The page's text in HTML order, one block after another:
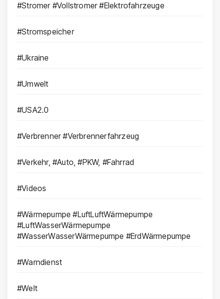
#Stromer #Vollstromer #Elektrofahrzeuge
#Stromspeicher
#Ukraine
#Umwelt
#USA2.0
#Verbrenner #Verbrennerfahrzeug
#Verkehr, #Auto, #PKW, #Fahrrad
#Videos
#Wärmepumpe #LuftLuftWärmepumpe
#LuftWasserWärmepumpe
#WasserWasserWärmepumpe #ErdWärmepumpe
#Warndienst
#Welt